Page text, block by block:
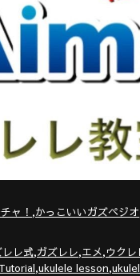
ャ！ ,かっこいいガズペジオ
レレ式,ガズレレ,エメ,ウク
,ukulele lesson,